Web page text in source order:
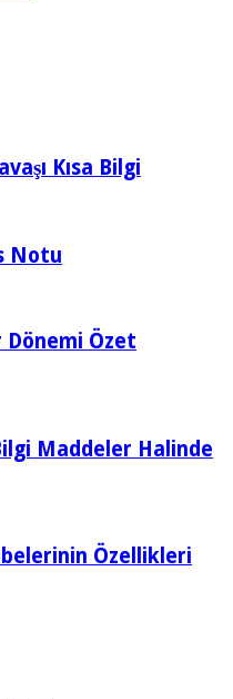
Kısa Bilgi
Notu
Dönemi Özet
Maddeler Halinde
Özellikleri